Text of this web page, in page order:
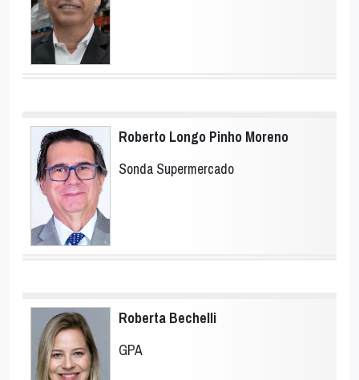
Roberto Longo Pinho Moreno
Sonda Supermercado
Roberta Bechelli
GPA